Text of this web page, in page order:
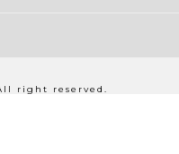
right reserved.